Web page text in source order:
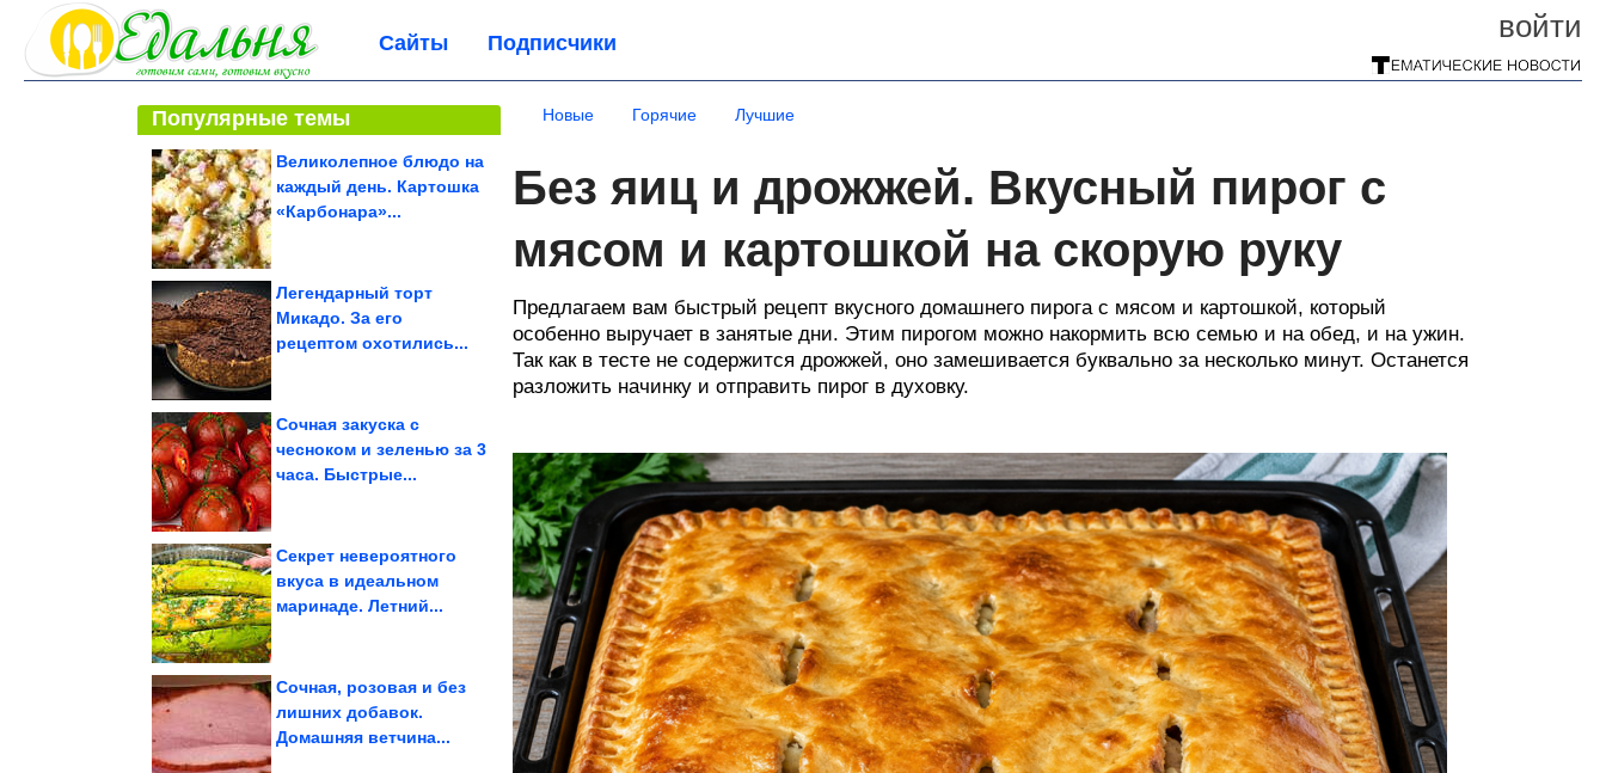
войти
Сайты Подписчики
Популярные темы
Великолепное блюдо на
каждый день. Картошка
«Карбонара»...
Легендарный торт
Микадо. За его
рецептом охотились...
Сочная закуска с
чесноком и зеленью за 3
часа. Быстрые...
Секрет невероятного
вкуса в идеальном
маринаде. Летний...
Сочная, розовая и без
лишних добавок.
Домашняя ветчина...
Новые Горячие Лучшие
Без яиц и дрожжей. Вкусный пирог с
мясом и картошкой на скорую руку
Предлагаем вам быстрый рецепт вкусного домашнего пирога с мясом и картошкой, который
особенно выручает в занятые дни. Этим пирогом можно накормить всю семью и на обед, и на ужин.
Так как в тесте не содержится дрожжей, оно замешивается буквально за несколько минут. Останется
разложить начинку и отправить пирог в духовку.